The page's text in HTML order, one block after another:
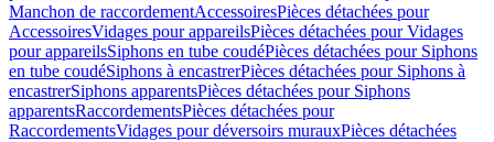
Manchon de raccordementAccessoiresPièces détachées pour
AccessoiresVidages pour appareilsPièces détachées pour Vidages
pour appareilsSiphons en tube coudéPièces détachées pour Siphons
en tube coudéSiphons à encastrerPièces détachées pour Siphons à
encastrerSiphons apparentsPièces détachées pour Siphons
apparentsRaccordementsPièces détachées pour
RaccordementsVidages pour déversoirs murauxPièces détachées